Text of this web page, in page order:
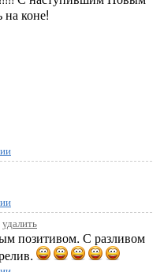
на коне!
удалить
позитивом. С разливом